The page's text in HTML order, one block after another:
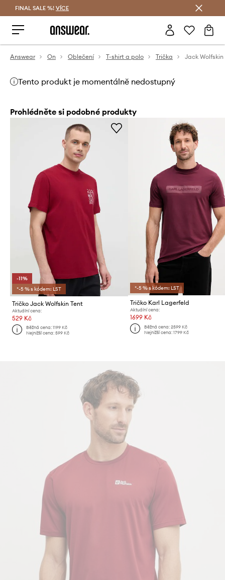
FINAL SALE %! VÍCE
Answear On Oblečení T-shirt a polo Trička
Tento produkt je momentálně nedostupný
Prohlédněte si podobné produkty
-11%
*-5 % s kódem: LST
Tričko Jack Wolfskin Tent
Aktuální cena:
529 Kč
Běžná cena:1199 Kč
Nejnižší cena:599 Kč
*-5 % s kódem: LST
Tričko Karl Lagerfeld
Aktuální cena:
1699 Kč
Běžná cena: 2599 Kč
Nejnižší cena: 1799 Kč